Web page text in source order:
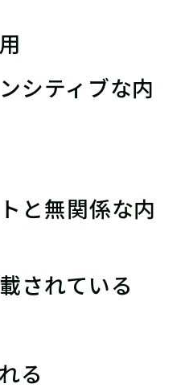
シティブな内
と無関係な内
されている
る